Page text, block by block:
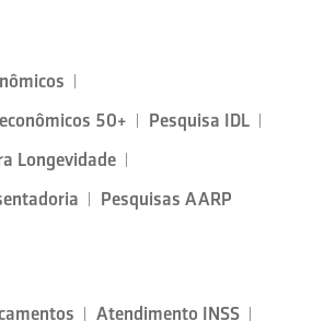
50+
Pesquisa IDL
Longevidade
Pesquisas AARP
Atendimento INSS